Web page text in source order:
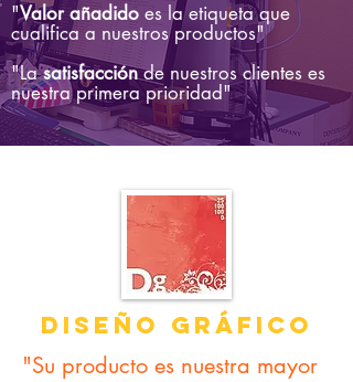
"Valor añadido es la etiqueta que
cualifica a nuestros productos"
"Lasatisfacciónde nuestros clientes es
nuestra primera prioridad"
DISEÑO GRÁFICO
"Su producto es nuestra mayor